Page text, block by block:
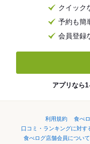
クイック
予約も簡
会員登録
アプリなら
利用規約 食べ
口コミ・ランキングに対す
食べログ店舗会員について